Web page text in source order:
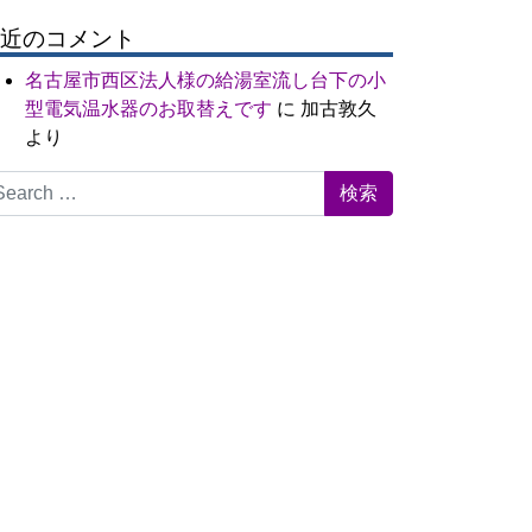
のコメント
名古屋市西区法人様の給湯室流し台下の小
型電気温水器のお取替えです に 加古敦久
より
for: